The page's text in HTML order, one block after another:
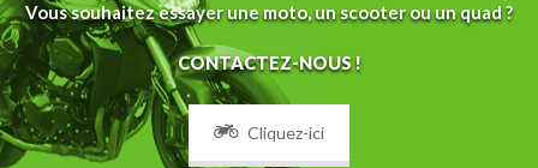
Vous souhaitez essayer une moto, un scooter ou un quad ?
CONTACTEZ-NOUS !
Cliquez-ici